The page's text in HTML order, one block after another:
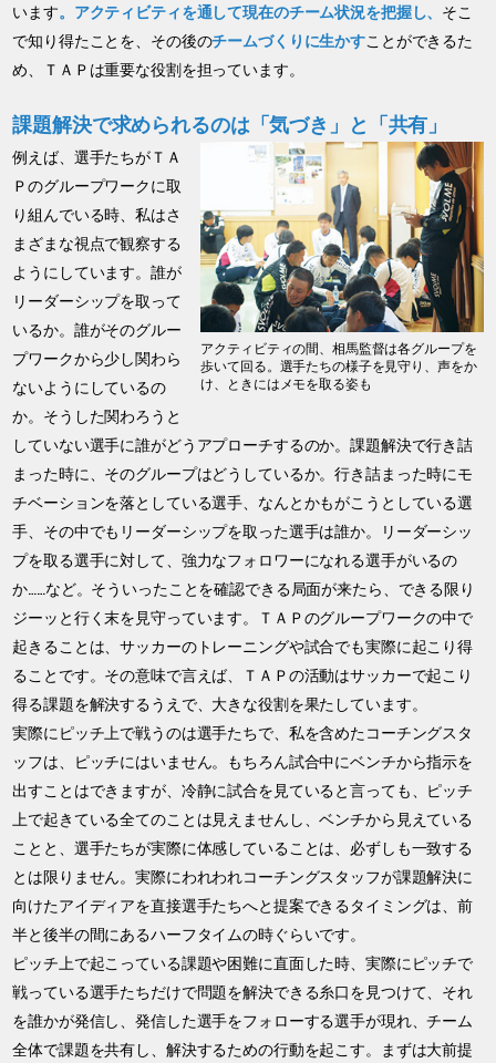
います。アクティビティを通して現在のチーム状況を把握し、 そこ
で知り得たことを、その後のチームづくりに生かすことができるた
め、ＴＡＰは重要な役割を担っています。
課題解決で求められるのは「気づき」と「共有」
アクティビティの間、相馬監督は各グループを
歩いて回る。選手たちの様子を見守り、声をか
け、ときにはメモを取る姿も
例えば、選手たちがＴＡ
Ｐのグループワークに取
り組んでいる時、私はさ
まざまな視点で観察する
ようにしています。誰が
リーダーシップを取って
いるか。誰がそのグルー
プワークから少し関わら
ないようにしているの
か。そうした関わろうと
していない選手に誰がどうアプローチするのか。課題解決で行き詰
まった時に、そのグループはどうしているか。行き詰まった時にモ
チベーションを落としている選手、なんとかもがこうとしている選
手、その中でもリーダーシップを取った選手は誰か。リーダーシッ
プを取る選手に対して、強力なフォロワーになれる選手がいるの
か……など。そういったことを確認できる局面が来たら、できる限り
ジーッと行く末を見守っています。ＴＡＰのグループワークの中で
起きることは、サッカーのトレーニングや試合でも実際に起こり得
ることです。その意味で言えば、ＴＡＰの活動はサッカーで起こり
得る課題を解決するうえで、大きな役割を果たしています。
実際にピッチ上で戦うのは選手たちで、私を含めたコーチングスタ
ッフは、ピッチにはいません。もちろん試合中にベンチから指示を
出すことはできますが、冷静に試合を見ていると言っても、ピッチ
上で起きている全てのことは見えませんし、ベンチから見えている
ことと、選手たちが実際に体感していることは、必ずしも一致する
とは限りません。実際にわれわれコーチングスタッフが課題解決に
向けたアイディアを直接選手たちへと提案できるタイミングは、前
半と後半の間にあるハーフタイムの時ぐらいです。
ピッチ上で起こっている課題や困難に直面した時、実際にピッチで
戦っている選手たちだけで問題を解決できる糸口を見つけて、それ
を誰かが発信し、発信した選手をフォローする選手が現れ、チーム
全体で課題を共有し、解決するための行動を起こす。まずは大前提